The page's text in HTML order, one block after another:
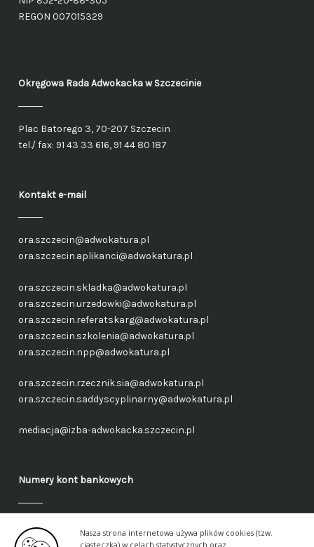
Nasza strona internetowa używa plików cookies (tzw.
ciasteczka) w celach statystycznych oraz
REGON 007015329
Okręgowa Rada Adwokackaw Szczecinie
Plac Batorego 3, 70-207 Szczecin
tel./ fax: 91 43 33 616, 91 44 80 187
Kontakt e-mail
ora.szczecin@adwokatura.pl
ora.szczecin.aplikanci@adwokatura.pl
ora.szczecin.skladka@adwokatura.pl
ora.szczecin.urzedowki@adwokatura.pl
ora.szczecin.referatskarg@adwokatura.pl
ora.szczecin.szkolenia@adwokatura.pl
ora.szczecin.npp@adwokatura.pl
ora.szczecin.rzecznik.sia@adwokatura.pl
ora.szczecin.saddyscyplinarny@adwokatura.pl
mediacja@izba-adwokacka.szczecin.pl
Numery kont bankowych
Fundusz administracyjny – ogólny
40 1050 1559 1000 0090 3288 6591